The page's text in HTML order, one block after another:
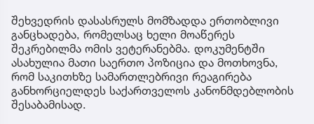
შეხვედრის დასასრულს მომზადდა ერთობლივი
განცხადება, რომელსაც ხელი მოაწერეს
შეკრებილმა ომის ვეტერანებმა. დოკუმენტში
ასახულია მათი საერთო პოზიცია და მოთხოვნა,
რომ საკითხზე სამართლებრივი რეაგირება
განხორციელდეს საქართველოს კანონმდებლობის
შესაბამისად.